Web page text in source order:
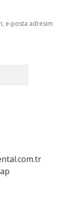
e-posta adresim